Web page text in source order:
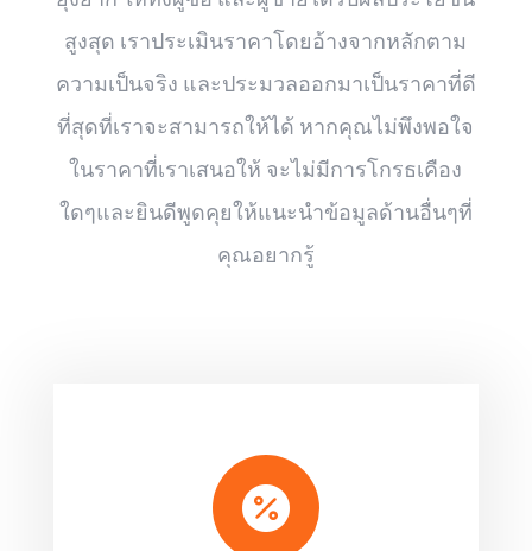
สูงสุด เราประเมินราคาโดยอ้างจากหลักตาม
ความเป็นจริง และประมวลออกมาเป็นราคาที่ดี
ที่สุดที่เราจะสามารถให้ได้ หากคุณไม่พึงพอใจ
ในราคาที่เราเสนอให้ จะไม่มีการโกรธเคือง
ใดๆและยินดีพูดคุยให้แนะนำข้อมูลด้านอื่นๆที่
คุณอยากรู้
